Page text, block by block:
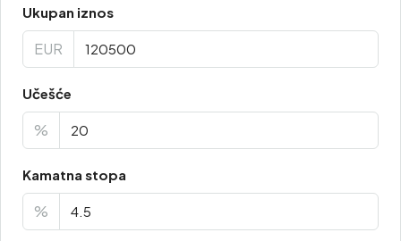
Ukupan iznos
EUR
Učešće
%
Kamatna stopa
%